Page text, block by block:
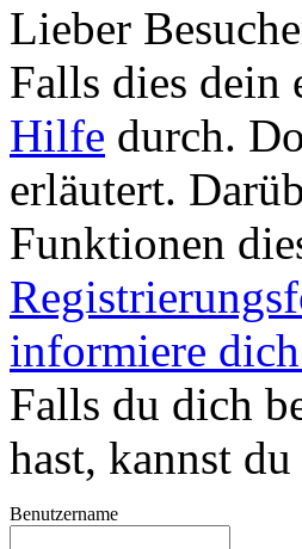
Lieber
Falls dies dein
Hilfe durch.
erläutert.
Funktionen
informiere
Falls du dich
hast, kannst
Benutzername